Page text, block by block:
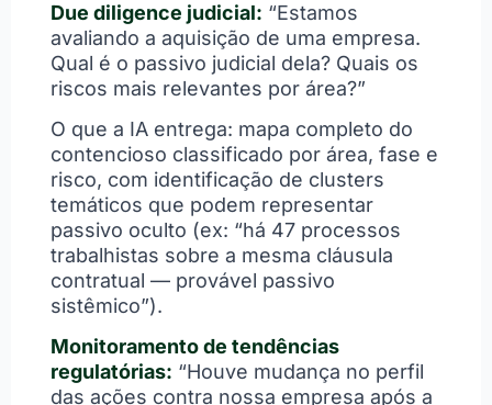
Due diligence judicial: “Estamos
avaliando a aquisição de uma empresa.
Qual é o passivo judicial dela? Quais os
riscos mais relevantes por área?”
O que a IA entrega: mapa completo do
contencioso classificado por área, fase e
risco, com identificação de clusters
temáticos que podem representar
passivo oculto (ex: “há 47 processos
trabalhistas sobre a mesma cláusula
contratual — provável passivo
sistêmico”).
Monitoramento de tendências
regulatórias: “Houve mudança no perfil
das ações contra nossa empresa após a